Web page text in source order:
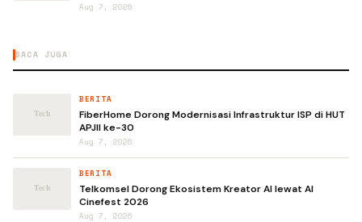
Aug 7, 2026
BACA JUGA
BERITA
FiberHome Dorong Modernisasi Infrastruktur ISP di HUT
APJII ke-30
Aug 7, 2026
BERITA
Telkomsel Dorong Ekosistem Kreator AI lewat AI
Cinefest 2026
Aug 7, 2026